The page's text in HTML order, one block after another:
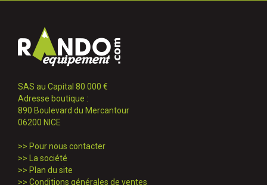
SAS au Capital 80 000 €
Adresse boutique :
890 Boulevard du Mercantour
06200 NICE
>> Pour nous contacter
>> La société
>> Plan du site
>> Conditions générales de ventes